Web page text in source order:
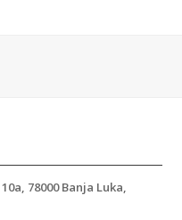
78000 Banja Luka,